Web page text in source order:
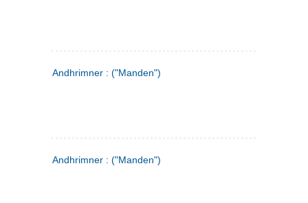
Andhrimner : ("Manden")
Andhrimner : ("Manden")